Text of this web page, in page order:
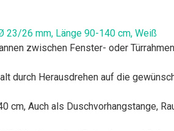
23/26 mm, Länge 90-140 cm, Weiß
zwischen Fenster- oder
durch Herausdrehen auf die
Auch als Duschvorhangstange,